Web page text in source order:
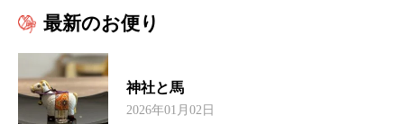
最新のお便り
神社と馬
2026年01月02日